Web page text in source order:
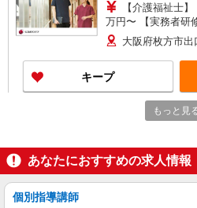
【介護福祉士
万円〜 【実務者研修】 月給：241,500円 年収例：
330万円〜 【初任者研修】 月給：235,700円 年収
例：325万円〜 ※職務手当、働きがい向上手当、
日祝手当（月平均2
分）等、毎月平均
す。 ※介護福祉士の
業時は別途時間外手
与 基本給2.08ヶ月
大阪府枚方市出
キープ
サービス提供責
月給220,000
験を加味して給与
もっと見
あなたにおすすめの求人情報
個別指導講師